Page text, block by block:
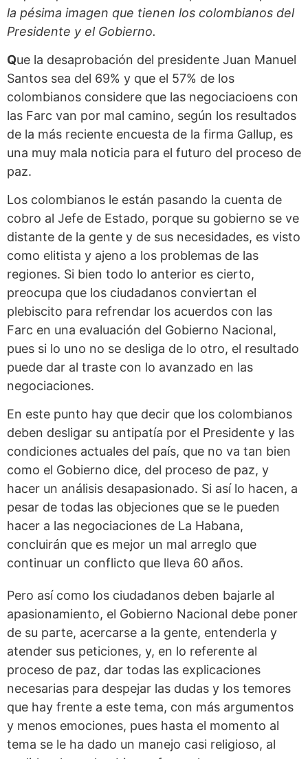
la pésima imagen que tienen los colombianos del
Presidente y el Gobierno.
Que la desaprobación del presidente Juan Manuel
Santos sea del 69% y que el 57% de los
colombianos considere que las negociacioens con
las Farc van por mal camino, según los resultados
de la más reciente encuesta de la firma Gallup, es
una muy mala noticia para el futuro del proceso de
paz.
Los colombianos le están pasando la cuenta de
cobro al Jefe de Estado, porque su gobierno se ve
distante de la gente y de sus necesidades, es visto
como elitista y ajeno a los problemas de las
regiones. Si bien todo lo anterior es cierto,
preocupa que los ciudadanos conviertan el
plebiscito para refrendar los acuerdos con las
Farc en una evaluación del Gobierno Nacional,
pues si lo uno no se desliga de lo otro, el resultado
puede dar al traste con lo avanzado en las
negociaciones.
En este punto hay que decir que los colombianos
deben desligar su antipatía por el Presidente y las
condiciones actuales del país, que no va tan bien
como el Gobierno dice, del proceso de paz, y
hacer un análisis desapasionado. Si así lo hacen, a
pesar de todas las objeciones que se le pueden
hacer a las negociaciones de La Habana,
concluirán que es mejor un mal arreglo que
continuar un conflicto que lleva 60 años.
Pero así como los ciudadanos deben bajarle al
apasionamiento, el Gobierno Nacional debe poner
de su parte, acercarse a la gente, entenderla y
atender sus peticiones, y, en lo referente al
proceso de paz, dar todas las explicaciones
necesarias para despejar las dudas y los temores
que hay frente a este tema, con más argumentos
y menos emociones, pues hasta el momento al
tema se le ha dado un manejo casi religioso, al